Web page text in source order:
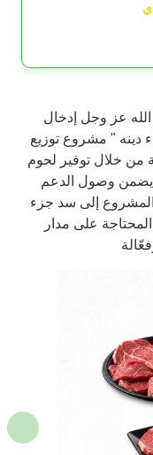
عز وجل إدخال
دينه " مشروع توزيع
من خلال توفير لحوم
يضمن وصول الدعم
إلى سد جزء
المحتاجة على مدار